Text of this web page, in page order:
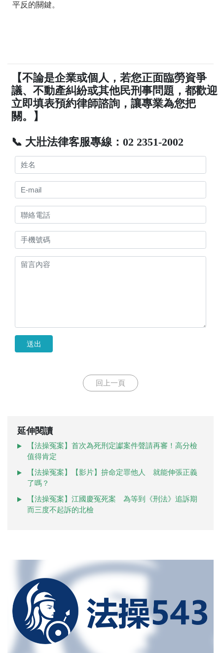
平反的關鍵。
【不論是企業或個人，若您正面臨勞資爭
議、不動產糾紛或其他民刑事問題，都歡迎
立即填表預約律師諮詢，讓專業為您把
關。】
📞 大壯法律客服專線：02 2351-2002
送出
回上一頁
延伸閱讀
【法操冤案】首次為死刑定讞案件聲請再審！高分檢
值得肯定
【法操冤案】【影片】拚命定罪他人 就能伸張正義
了嗎？
【法操冤案】江國慶冤死案 為等到《刑法》追訴期
而三度不起訴的北檢